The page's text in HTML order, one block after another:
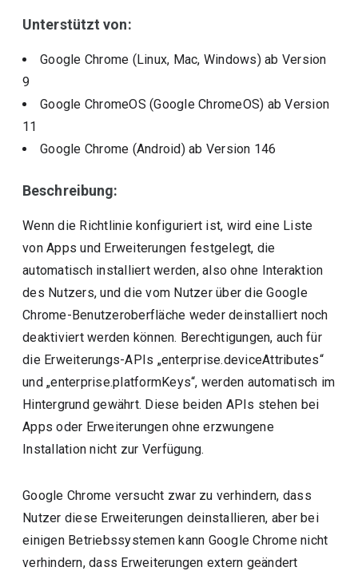
Unterstützt von:
Google Chrome (Linux, Mac, Windows)ab Version
9
Google ChromeOS (Google ChromeOS) ab Version
11
Google Chrome (Android)ab Version 146
Beschreibung:
Wenn die Richtlinie konfiguriert ist, wird eine Liste
von Apps und Erweiterungen festgelegt, die
automatisch installiert werden, also ohne Interaktion
des Nutzers, und die vom Nutzer über die Google
Chrome-Benutzeroberfläche weder deinstalliert noch
deaktiviert werden können. Berechtigungen, auch für
die Erweiterungs-APIs „enterprise.deviceAttributes“
und „enterprise.platformKeys“, werden automatisch im
Hintergrund gewährt. Diese beiden APIs stehen bei
Apps oder Erweiterungen ohne erzwungene
Installation nicht zur Verfügung.
Google Chrome versucht zwar zu verhindern, dass
Nutzer diese Erweiterungen deinstallieren, aber bei
einigen Betriebssystemen kann Google Chrome nicht
verhindern, dass Erweiterungen extern geändert